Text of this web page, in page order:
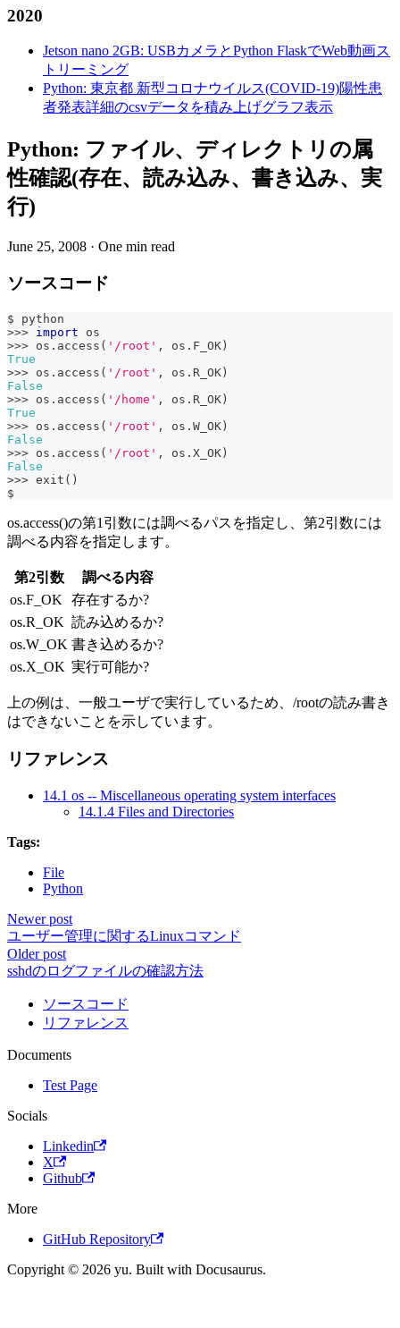
2020
Jetson nano 2GB: USBカメラとPython FlaskでWeb動画ス
トリーミング
Python: 東京都 新型コロナウイルス(COVID-19)陽性患
者発表詳細のcsvデータを積み上げグラフ表示
Python: ファイル、ディレクトリの属
性確認(存在、読み込み、書き込み、実
行)
June 25, 2008 · One min read
ソースコード
$ python
>>> import os
>>> os . access ( '/root' , os . F_OK)
True
>>> os . access ( '/root' , os . R_OK)
False
>>> os . access ( '/home' , os . R_OK)
True
>>> os . access ( '/root' , os . W_OK)
False
>>> os . access ( '/root' , os . X_OK)
False
>>> exit ( )
$
os.access()の第1引数には調べるパスを指定し、第2引数には
調べる内容を指定します。
第2引数
調べる内容
os.F_OK
存在するか?
os.R_OK 読み込めるか?
os.W_OK 書き込めるか?
os.X_OK 実行可能か?
上の例は、一般ユーザで実行しているため、/rootの読み書き
はできないことを示しています。
リファレンス
14.1 os -- Miscellaneous operating system interfaces
14.1.4 Files and Directories
Tags:
File
Python
Newer post
ユーザー管理に関するLinuxコマンド
Older post
sshdのログファイルの確認方法
ソースコード
リファレンス
Documents
Test Page
Socials
Linkedin
X
Github
More
GitHub Repository
Copyright © 2026 yu. Built with Docusaurus.